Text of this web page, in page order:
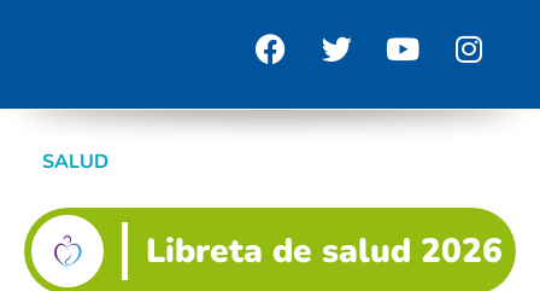
SALUD
Libreta de salud 2026